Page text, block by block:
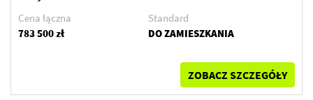
Cena łączna
783 500 zł
Standard
DO ZAMIESZKANIA
ZOBACZ SZCZEGÓŁY